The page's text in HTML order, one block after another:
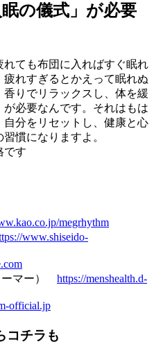
の儀式」が必要
ても布団に入ればすぐ眠れ
れすぎるとかえって眠れぬ
りでリラックスし、体を緩
必要なんです。それはもは
分をリセットし、健康と心
慣になりますよ。
です
megrhythm
www.shiseido-
ーマー） https://menshealth.d-
official.jp
コチラも